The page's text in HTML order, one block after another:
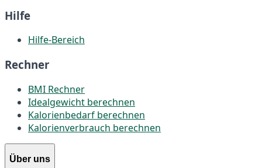
Hilfe
Hilfe-Bereich
Rechner
BMI Rechner
Idealgewicht berechnen
Kalorienbedarf berechnen
Kalorienverbrauch berechnen
Über uns